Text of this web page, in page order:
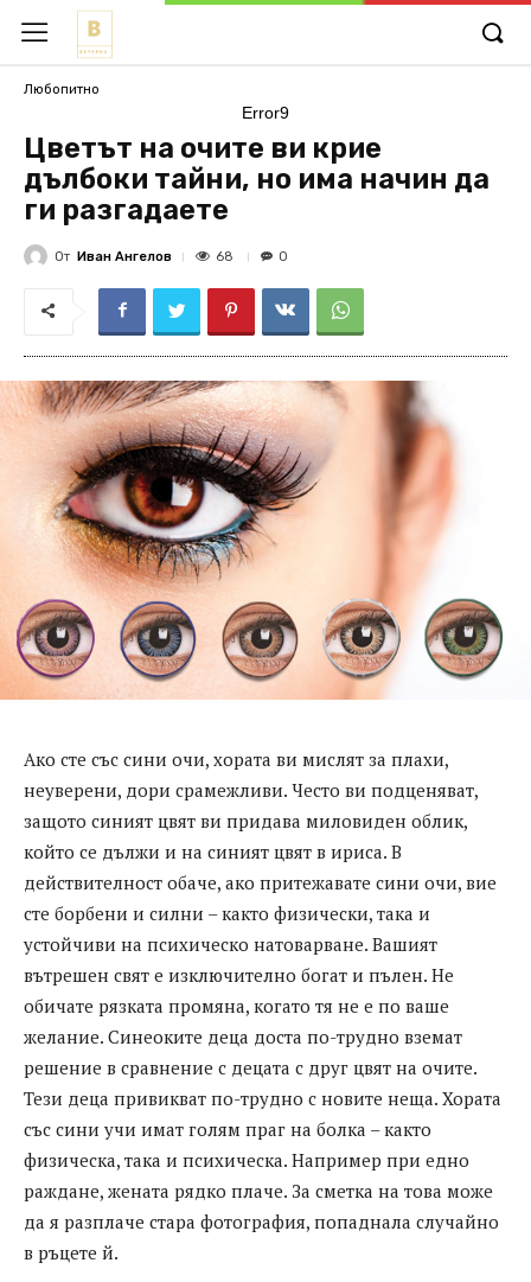
Любопитно
Error9
Цветът на очите ви крие
дълбоки тайни, но има начин да
ги разгадаете
От Иван Ангелов 68 0
Ако сте със сини очи, хората ви мислят за плахи,
неуверени, дори срамежливи. Често ви подценяват,
защото синият цвят ви придава миловиден облик,
който се дължи и на синият цвят в ириса. В
действителност обаче, ако притежавате сини очи, вие
сте борбени и силни – както физически, така и
устойчиви на психическо натоварване. Вашият
вътрешен свят е изключително богат и пълен. Не
обичате рязката промяна, когато тя не е по ваше
желание. Синеоките деца доста по-трудно вземат
решение в сравнение с децата с друг цвят на очите.
Тези деца привикват по-трудно с новите неща. Хората
със сини учи имат голям праг на болка – както
физическа, така и психическа. Например при едно
раждане, жената рядко плаче. За сметка на това може
да я разплаче стара фотография, попаднала случайно
в ръцете й.